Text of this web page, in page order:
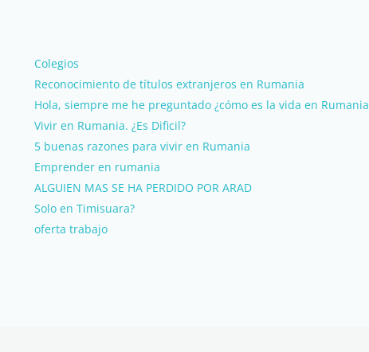
Colegios
Reconocimiento de títulos extranjeros en Rumania
Hola, siempre me he preguntado ¿cómo es la vida en
Vivir en Rumania. ¿Es Dificil?
5 buenas razones para vivir en Rumania
Emprender en rumania
ALGUIEN MAS SE HA PERDIDO POR ARAD
Solo en Timisuara?
oferta trabajo